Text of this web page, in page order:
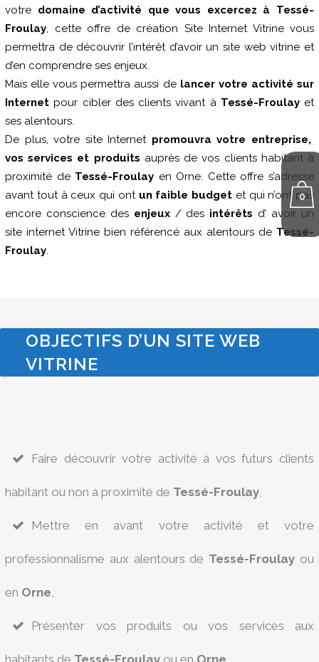
0
votre domaine d’activité que vous excercez à Tessé-
Froulay, cette offre de création Site Internet Vitrine vous
permettra de découvrir l’intérêt d’avoir un site web vitrine et
d’en comprendre ses enjeux.
Mais elle vous permettra aussi de lancer votre activité sur
Internet pour cibler des clients vivant à Tessé-Froulay et
ses alentours.
De plus, votre site Internet promouvra votre entreprise,
vos services et produits auprès de vos clients habitant à
proximité de Tessé-Froulay en Orne. Cette offre s’adresse
avant tout à ceux qui ont un faible budget et qui n’ont pas
encore conscience des enjeux/ des intérêts d’ avoir un
site internet Vitrine bien référencé aux alentours de Tessé-
Froulay.
OBJECTIFS D’UN SITE WEB
VITRINE
Faire découvrir votre activité à vos futurs clients
habitant ou non à proximité de Tessé-Froulay,
Mettre en avant votre activité et votre
professionnalisme aux alentours de Tessé-Froulay ou
en Orne,
Présenter vos produits ou vos services aux
habitants de Tessé-Froulay ou en Orne